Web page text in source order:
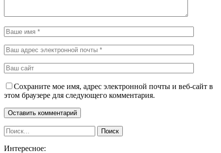
Сохраните мое имя, адрес электронной почты и веб-сайт в
этом браузере для следующего комментария.
Интересное: